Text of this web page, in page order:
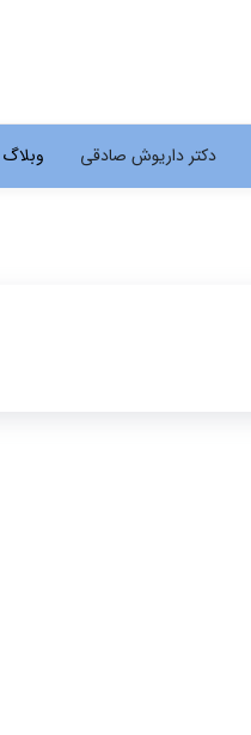
دکتر داریوش صادقی وبلاگ